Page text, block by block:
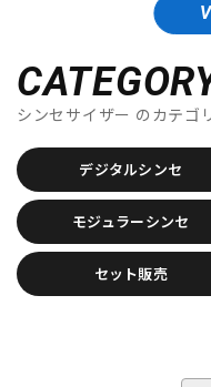
キーボード
管楽器
アンプ
CASIO
DEXIBELL
EarthQuaker Devices
Expressive E
F-M
FLAME Gamechanger |
HERCULES
IK Multimedia
KAWAI
KENTON
MALONEY
Manikin
Miditech
moog
N-S
シンセサイザー のカテゴ
デジタルシンセ
モジュラーシンセ
セット販売